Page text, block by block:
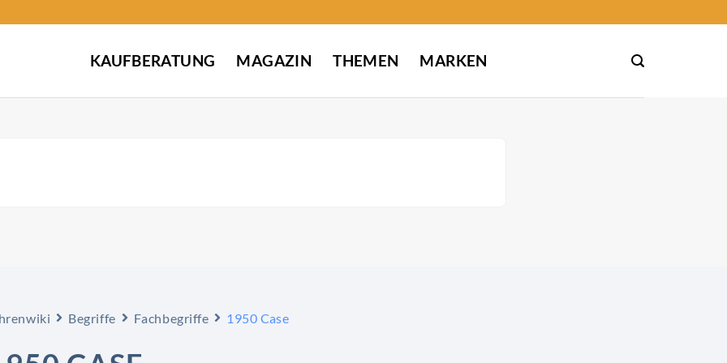
KAUFBERATUNG MAGAZIN THEMEN MARKEN
Begriffe Fachbegriffe 1950 Case